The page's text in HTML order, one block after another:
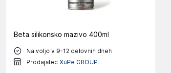
Beta silikonsko mazivo 400ml
Na voljo v 9-12 delovnih dneh
Prodajalec XuPe GROUP